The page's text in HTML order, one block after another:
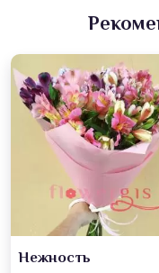
Нежность